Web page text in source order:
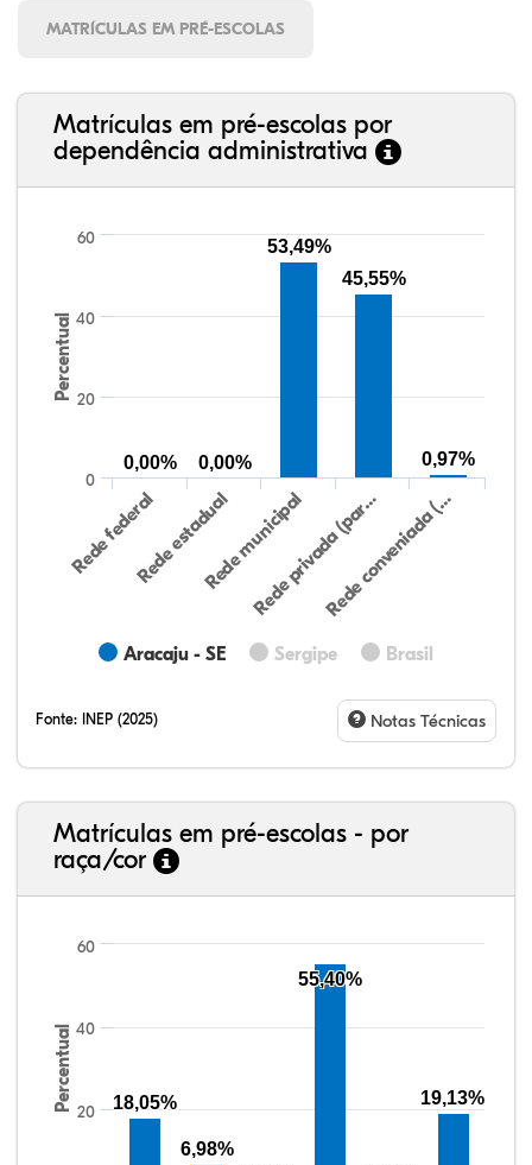
MATRÍCULAS EM PRÉ-ESCOLAS
Matrículas em pré-escolas por
dependência administrativa
Percentual
Aracaju - SE Sergipe Brasil
Rede federalRede estadualRede municipal
Rede privada (par…Rede conveniada (…
0
20
40
60
0,00% 0,00%
53,49%
45,55%
0,97%
Fonte: INEP (2025) Notas Técnicas
Matrículas em pré-escolas - por
raça/cor
Percentual 20
40
60
18,05%
6,98%
55,40%
19,13%